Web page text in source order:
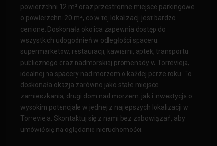
powierzchni 12 m² oraz przestronne miejsce parkingowe
o powierzchni 20 m², co w tej lokalizacji jest bardzo
cenione. Doskonała okolica zapewnia dostęp do
wszystkich udogodnień w odległości spaceru:
supermarketów, restauracji, kawiarni, aptek, transportu
publicznego oraz nadmorskiej promenady w Torrevieja,
idealnej na spacery nad morzem o każdej porze roku. To
doskonała okazja zarówno jako stałe miejsce
zamieszkania, drugi dom nad morzem, jak i inwestycja o
wysokim potencjale w jednej z najlepszych lokalizacji w
Torrevieja. Skontaktuj się z nami bez zobowiązań, aby
umówić się na oglądanie nieruchomości.